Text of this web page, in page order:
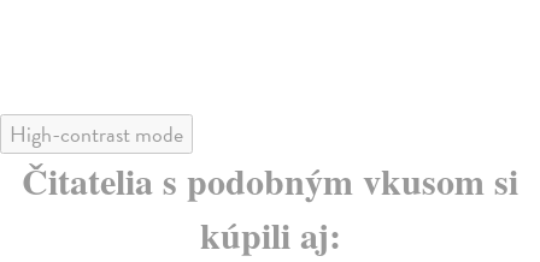
High-contrast mode
Čitatelia s podobným vkusom si
kúpili aj: